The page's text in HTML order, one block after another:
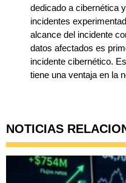
dedicado a cibernética
incidentes
alcance del incidente
datos afectados es
incidente cibernético.
tiene una ventaja en la
NOTICIAS